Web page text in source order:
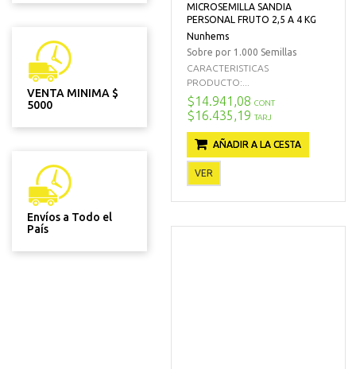
VENTA MINIMA $
5000
Envíos a Todo el
País
MICROSEMILLA SANDIA
PERSONAL FRUTO 2,5 A 4 KG
Nunhems
Sobre por 1.000 Semillas
CARACTERISTICAS
PRODUCTO:...
$14.941,08 CONT
$16.435,19 TARJ
AÑADIR A LA CESTA
VER